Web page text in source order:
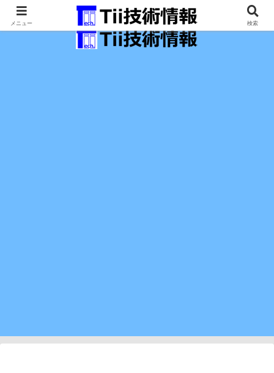
最新の科学技術の情報インフラ。
メニュー 検索